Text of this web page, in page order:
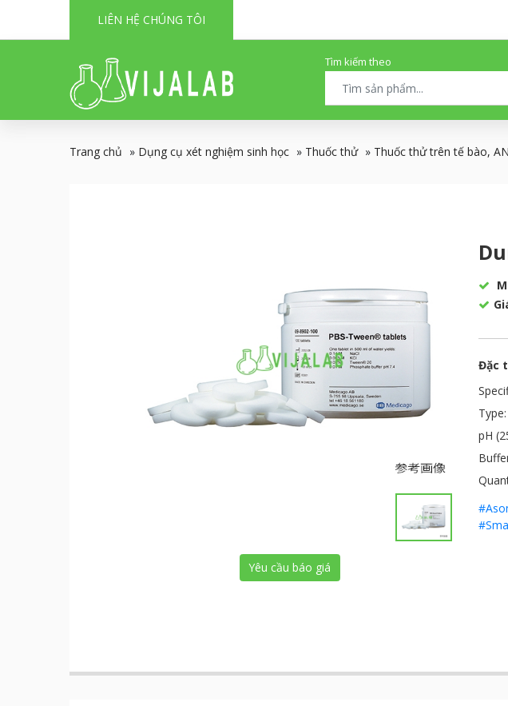
LIÊN HỆ CHÚNG TÔI
Tìm kiếm theo
Trang chủ » Dụng cụ xét nghiệm sinh học » Thuốc thử » Thuốc thử trên tế bào,
Yêu cầu báo giá
Đặc
pH